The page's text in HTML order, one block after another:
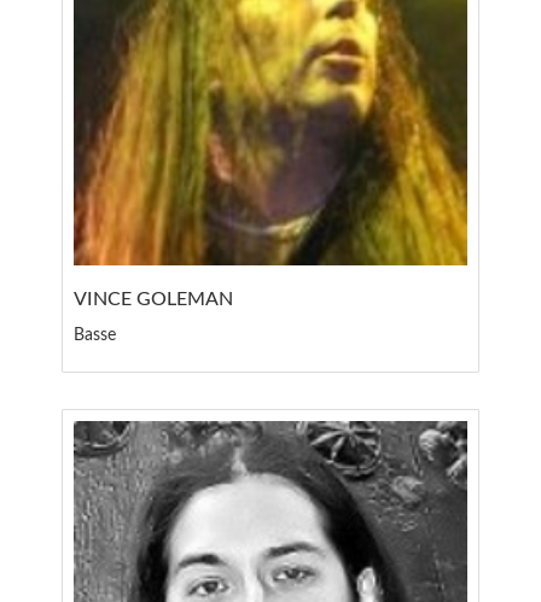
VINCE GOLEMAN
Basse